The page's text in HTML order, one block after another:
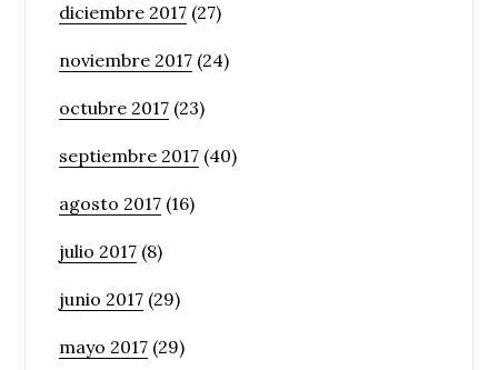
diciembre 2017 (27)
noviembre 2017 (24)
octubre 2017 (23)
septiembre 2017 (40)
agosto 2017 (16)
julio 2017 (8)
junio 2017 (29)
mayo 2017 (29)